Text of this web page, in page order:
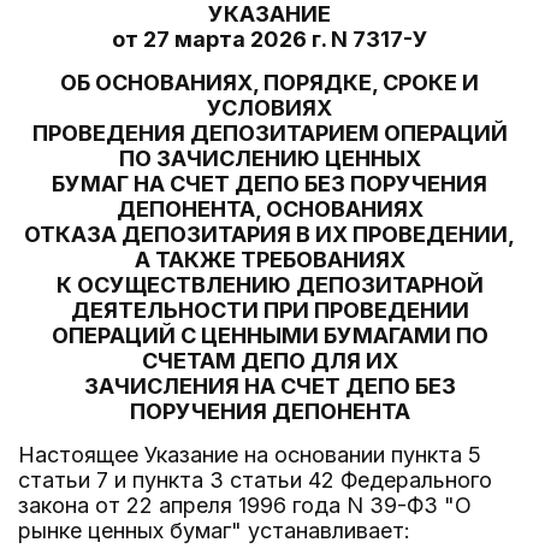
УКАЗАНИЕ
от 27 марта 2026 г. N 7317-У
ОБ ОСНОВАНИЯХ, ПОРЯДКЕ, СРОКЕ И
УСЛОВИЯХ
ПРОВЕДЕНИЯ ДЕПОЗИТАРИЕМ ОПЕРАЦИЙ
ПО ЗАЧИСЛЕНИЮ ЦЕННЫХ
БУМАГ НА СЧЕТ ДЕПО БЕЗ ПОРУЧЕНИЯ
ДЕПОНЕНТА, ОСНОВАНИЯХ
ОТКАЗА ДЕПОЗИТАРИЯ В ИХ ПРОВЕДЕНИИ,
А ТАКЖЕ ТРЕБОВАНИЯХ
К ОСУЩЕСТВЛЕНИЮ ДЕПОЗИТАРНОЙ
ДЕЯТЕЛЬНОСТИ ПРИ ПРОВЕДЕНИИ
ОПЕРАЦИЙ С ЦЕННЫМИ БУМАГАМИ ПО
СЧЕТАМ ДЕПО ДЛЯ ИХ
ЗАЧИСЛЕНИЯ НА СЧЕТ ДЕПО БЕЗ
ПОРУЧЕНИЯ ДЕПОНЕНТА
Настоящее Указание на основании пункта 5
статьи 7 и пункта 3 статьи 42 Федерального
закона от 22 апреля 1996 года N 39-ФЗ "О
рынке ценных бумаг" устанавливает: